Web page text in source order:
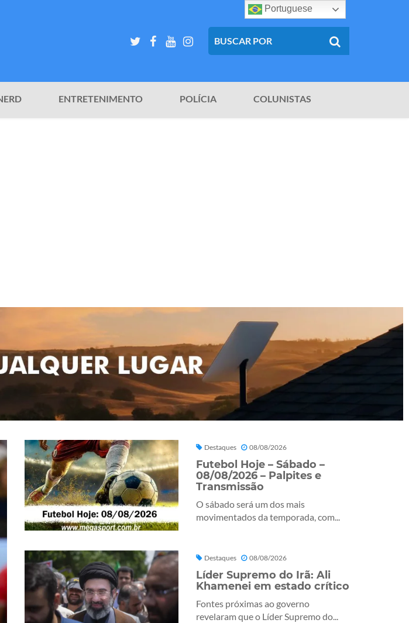
ENTRETENIMENTO POLÍCIA COLUNISTAS
Destaques 08/08/2026
Futebol Hoje – Sábado –
08/08/2026 – Palpites e
Transmissão
O sábado será um dos mais
movimentados da temporada, com...
Destaques 08/08/2026
Líder Supremo do Irã: Ali
Khamenei em estado crítico
Fontes próximas ao governo
revelaram que o Líder Supremo do...
Portuguese